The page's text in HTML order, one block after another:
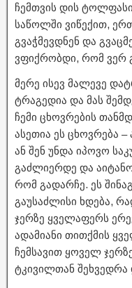
ჩემთვის დის
საწოლში ვიწექით,
გვაჭმევდნენ და
ვფიქრობდი, რომ ვერ
მერე ისევ მალევე
ტრაგედია და მას
ჩემი ცხოვრების
ასეთია ეს ცხოვრება
ან შენ უნდა იპოვო
გაძლიერდე და
რომ გადარჩე. ეს
გაუსაძლისი ხდება,
ჯერზე ყველაფერს
ადამიანი თითქმის
ჩემსავით ყოველ
ტკივილთან შეხვედრა